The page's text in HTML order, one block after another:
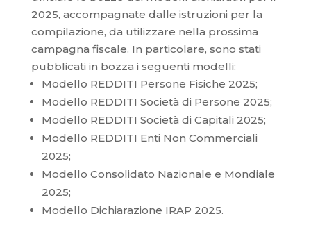
2025, accompagnate dalle istruzioni per la
compilazione, da utilizzare nella prossima
campagna fiscale. In particolare, sono stati
pubblicati in bozza i seguenti modelli:
Modello REDDITI Persone Fisiche 2025;
Modello REDDITI Società di Persone 2025;
Modello REDDITI Società di Capitali 2025;
Modello REDDITI Enti Non Commerciali
2025;
Modello Consolidato Nazionale e Mondiale
2025;
Modello Dichiarazione IRAP 2025.